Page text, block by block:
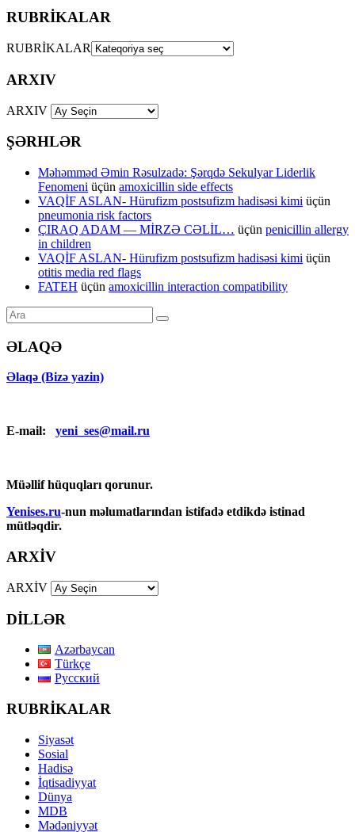
RUBRİKALAR
RUBRİKALAR
ARXIV
ARXIV
ŞƏRHLƏR
Məhəmməd Əmin Rəsulzadə: Şərqdə Sekulyar Liderlik
Fenomeni üçün amoxicillin side effects
VAQİF ASLAN- Hürufizm postsufizm hadisəsi kimi üçün
pneumonia risk factors
ÇIRAQ ADAM — MİRZƏ CƏLİL… üçün penicillin allergy
in children
VAQİF ASLAN- Hürufizm postsufizm hadisəsi kimi üçün
otitis media red flags
FATEH üçün amoxicillin interaction compatibility
ƏLAQƏ
Əlaqə (Bizə yazin)
E-mail: yeni_ses@mail.ru
Müəllif hüquqları qorunur.
Yenises.ru-nun məlumatlarından istifadə etdikdə istinad
mütləqdir.
ARXİV
ARXİV
DİLLƏR
Azərbaycan
Türkçe
Русский
RUBRİKALAR
Siyasət
Sosial
Hadisə
İqtisadiyyat
Dünya
MDB
Mədəniyyət